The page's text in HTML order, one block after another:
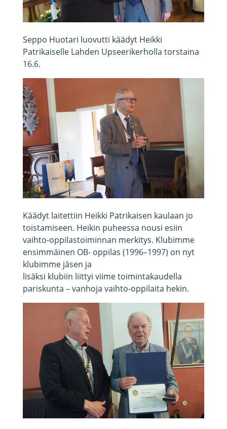
Seppo Huotari luovutti käädyt Heikki
Patrikaiselle Lahden Upseerikerholla torstaina
16.6.
Käädyt laitettiin Heikki Patrikaisen kaulaan jo
toistamiseen. Heikin puheessa nousi esiin
vaihto-oppilastoiminnan merkitys. Klubimme
ensimmäinen OB- oppilas (1996–1997) on nyt
klubimme jäsen ja
lisäksi klubiin liittyi viime toimintakaudella
pariskunta – vanhoja vaihto-oppilaita hekin.